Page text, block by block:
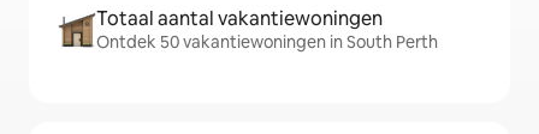
Totaal aantal vakantiewoningen
Ontdek 50 vakantiewoningen in South Perth